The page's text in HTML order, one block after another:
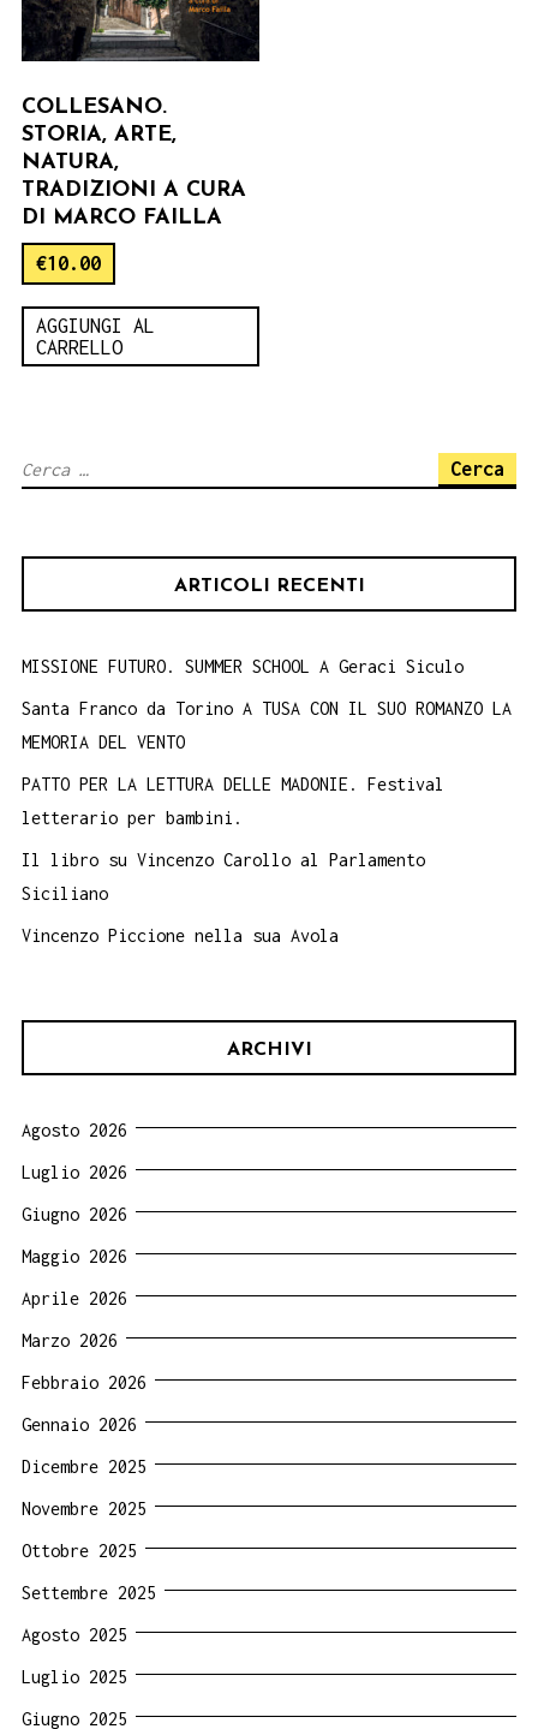
COLLESANO.
STORIA, ARTE,
NATURA,
TRADIZIONI A CURA
DI MARCO FAILLA
€10.00
AGGIUNGI AL
CARRELLO
Ricerca
ARTICOLI RECENTI
MISSIONE FUTURO. SUMMER SCHOOL A Geraci Siculo
Santa Franco da Torino A TUSA CON IL SUO ROMANZO LA
MEMORIA DEL VENTO
PATTO PER LA LETTURA DELLE MADONIE. Festival
letterario per bambini.
Il libro su Vincenzo Carollo al Parlamento
Siciliano
Vincenzo Piccione nella sua Avola
ARCHIVI
Agosto 2026
Luglio 2026
Giugno 2026
Maggio 2026
Aprile 2026
Marzo 2026
Febbraio 2026
Gennaio 2026
Dicembre 2025
Novembre 2025
Ottobre 2025
Settembre 2025
Agosto 2025
Luglio 2025
Giugno 2025